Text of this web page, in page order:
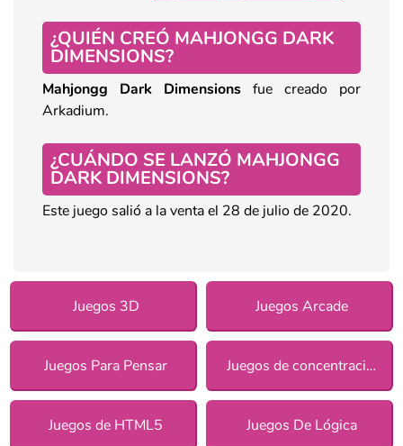
¿QUIÉN CREÓ MAHJONGG DARK
DIMENSIONS?
Mahjongg Dark Dimensions fue creado por
Arkadium.
¿CUÁNDO SE LANZÓ MAHJONGG
DARK DIMENSIONS?
Este juego salió a la venta el 28 de julio de 2020.
Juegos 3D Juegos Arcade
Juegos Para Pensar Juegos de concentración
Juegos de HTML5 Juegos De Lógica